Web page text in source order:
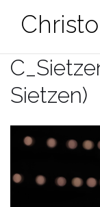
Inhalt
Sietzen)